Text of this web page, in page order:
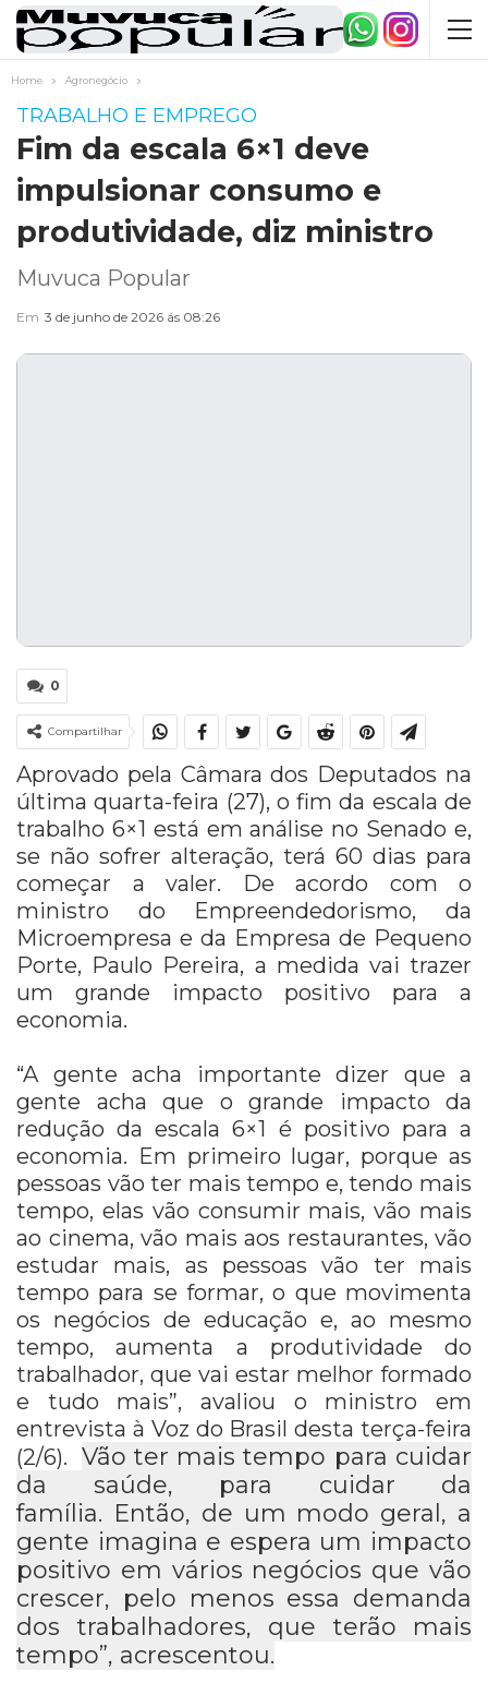
Home Agronegócio
TRABALHO E EMPREGO
Fim da escala 6×1 deve
impulsionar consumo e
produtividade, diz ministro
Muvuca Popular
Em 3 de junho de 2026 ás 08:26
0
Compartilhar
Aprovado pela Câmara dos Deputados na
última quarta-feira (27), o fim da escala de
trabalho 6×1 está em análise no Senado e,
se não sofrer alteração, terá 60 dias para
começar a valer. De acordo com o
ministro do Empreendedorismo, da
Microempresa e da Empresa de Pequeno
Porte, Paulo Pereira, a medida vai trazer
um grande impacto positivo para a
economia.
“A gente acha importante dizer que a
gente acha que
o grande impacto da
redução da escala 6×1 é positivo para a
economia. Em primeiro lugar, porque as
pessoas vão ter mais tempo e, tendo mais
tempo, elas vão consumir mais, vão mais
ao cinema, vão mais aos restaurantes, vão
estudar mais, as pessoas vão ter mais
tempo para se formar, o que movimenta
os negócios de educação e, ao mesmo
tempo, aumenta a produtividade do
trabalhador, que vai estar melhor formado
e tudo mais”, avaliou o ministro em
entrevista à Voz do Brasil desta terça-feira
(2/6). Vão ter mais tempo para cuidar
da saúde, para cuidar da
família. Então, de um modo geral, a
gente imagina e espera um impacto
positivo em vários negócios que vão
crescer, pelo menos essa demanda
dos trabalhadores, que terão mais
tempo”, acrescentou.